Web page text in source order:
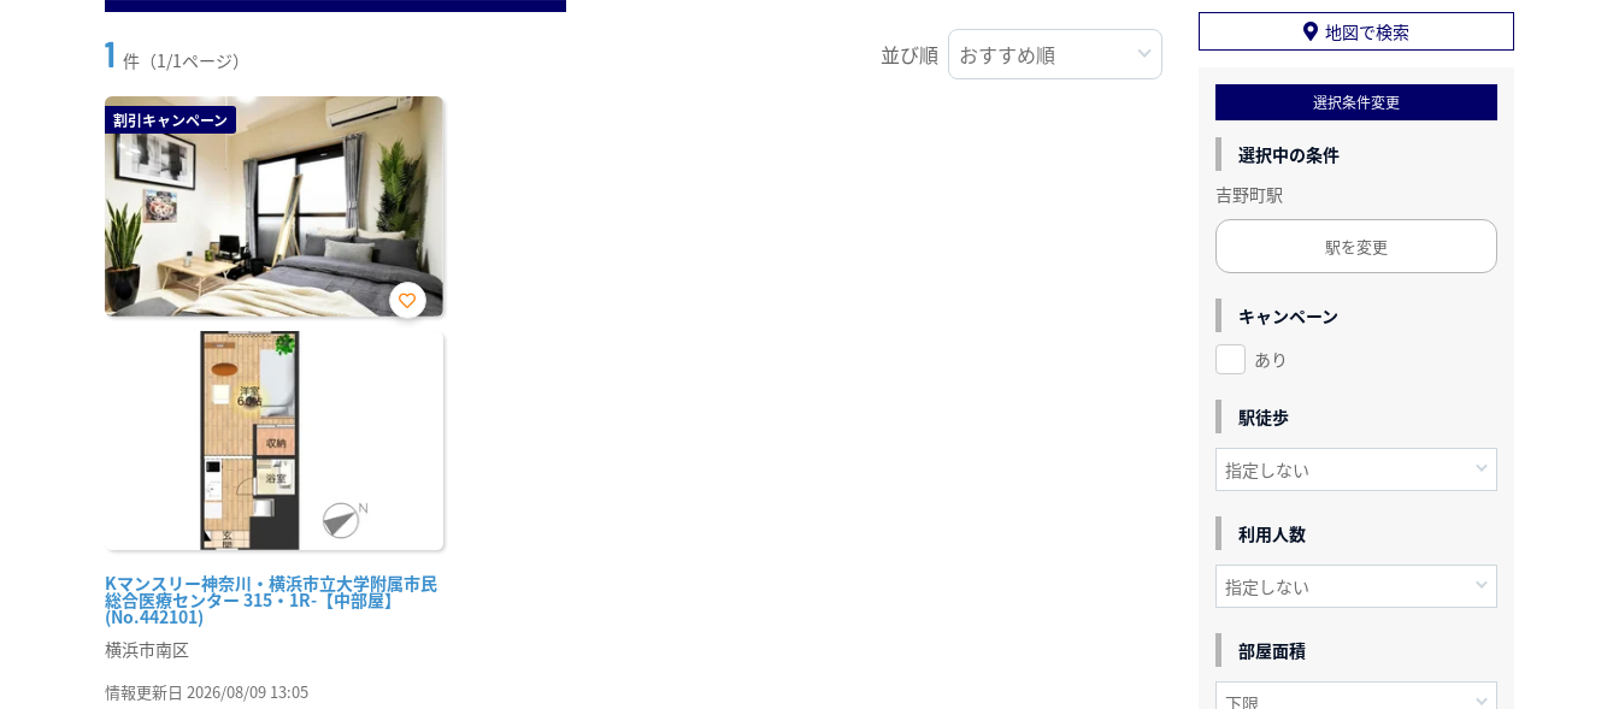
1 件（1/1ページ） 並び順
割引キャンペーン
Kマンスリー神奈川・横浜市立大学附属市民
総合医療センター 315・1R-【中部屋】
(No.442101)
お気
横浜市南区
情報更新日 2026/08/09 13:05
地図で検索
選択条件変更
選択中の条件
吉野町駅
駅を変更
キャンペーン
あり
駅徒歩
利用人数
部屋面積